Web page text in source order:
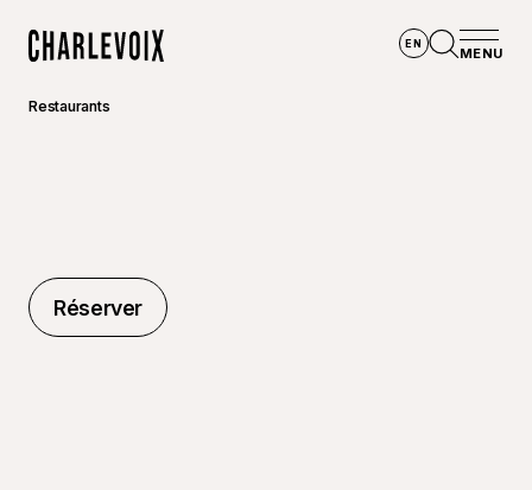
EN
MENU
Restaurants
Réserver
Réserver